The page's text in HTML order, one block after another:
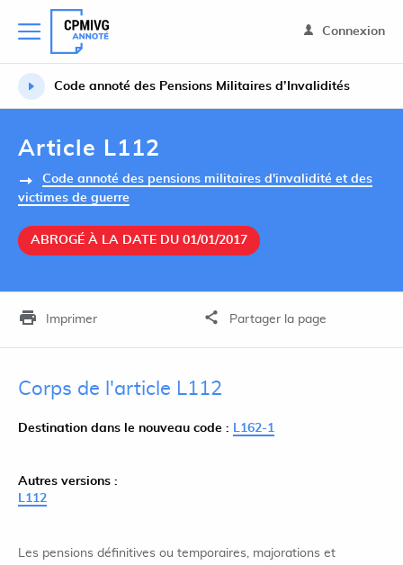
Connexion
Code annoté des Pensions Militaires d’Invalidités
Article L112
Code annoté des pensions militaires d'invalidité et des
victimes de guerre
ABROGÉ À LA DATE DU 01/01/2017
Imprimer Partager la page
Corps de l'article L112
Destination dans le nouveau code : L162-1
Autres versions :
L112
Les pensions définitives ou temporaires, majorations et